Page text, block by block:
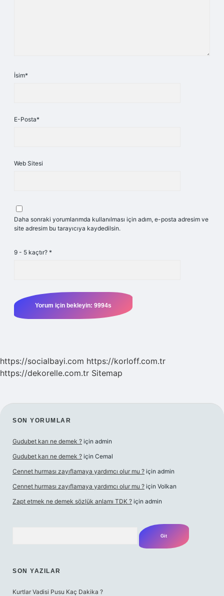
İsim*
E-Posta*
Web Sitesi
Daha sonraki yorumlarımda kullanılması için adım, e-posta adresim ve
site adresim bu tarayıcıya kaydedilsin.
9 - 5 kaçtır? *
https://socialbayi.com https://korloff.com.tr
https://dekorelle.com.tr Sitemap
SIDEBAR
SON YORUMLAR
Gudubet karı ne demek ? için admin
Gudubet karı ne demek ? için Cemal
Cennet hurması zayıflamaya yardımcı olur mu ? için admin
Cennet hurması zayıflamaya yardımcı olur mu ? için Volkan
Zapt etmek ne demek sözlük anlamı TDK ? için admin
SON YAZILAR
Kurtlar Vadisi Pusu Kaç Dakika ?